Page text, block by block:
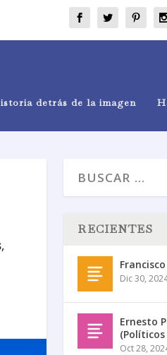
detrás de la imagen
,
RECIENTES
Dic 30,
Ernesto
(Políticos
Oct 28,